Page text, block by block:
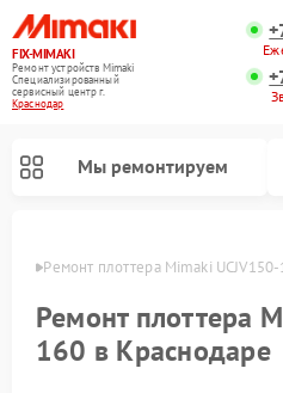
FIX-MIMAKI
Ремонт устройств Mimaki
Специализированный
cервисный центр г.
Краснодар
Мы ремонтируем
Ремонт плоттера Mimaki
Ремонт плоттера
160 в Краснодаре